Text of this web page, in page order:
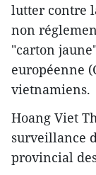
lutter contre
non
"carton
européenne
vietnamiens.
Hoang Viet
surveillance
provincial